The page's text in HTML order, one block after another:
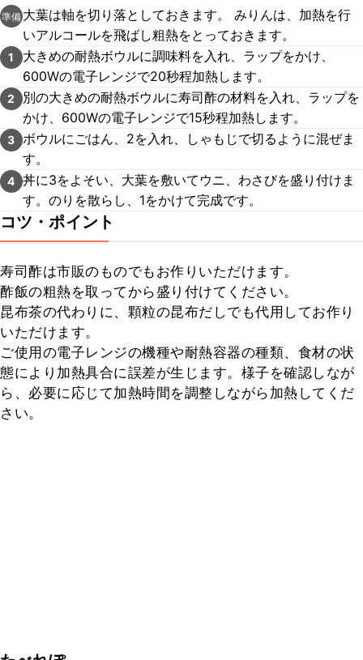
準備 大葉は軸を切り落としておきます。 みりんは、加熱を行
いアルコールを飛ばし粗熱をとっておきます。
1
大きめの耐熱ボウルに調味料を入れ、ラップをかけ、
600Wの電子レンジで20秒程加熱します。
2
別の大きめの耐熱ボウルに寿司酢の材料を入れ、ラップを
かけ、600Wの電子レンジで15秒程加熱します。
3 ボウルにごはん、2を入れ、しゃもじで切るように混ぜま
す。
4 丼に3をよそい、大葉を敷いてウニ、わさびを盛り付けま
す。のりを散らし、1をかけて完成です。
コツ・ポイント
寿司酢は市販のものでもお作りいただけます。
酢飯の粗熱を取ってから盛り付けてください。
昆布茶の代わりに、顆粒の昆布だしでも代用してお作り
いただけます。
ご使用の電子レンジの機種や耐熱容器の種類、食材の状
態により加熱具合に誤差が生じます。様子を確認しなが
ら、必要に応じて加熱時間を調整しながら加熱してくだ
さい。